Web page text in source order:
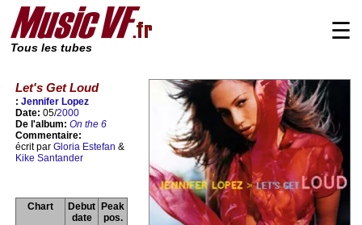
Tous les tubes
☰
Let's Get Loud
: Jennifer Lopez
Date: 05/2000
De l'album: On the 6
Commentaire:
écrit par Gloria Estefan &
Kike Santander
Chart
Debut
date
Peak
pos.